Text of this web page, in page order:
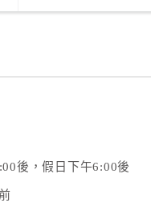
後，假日下午6:00後